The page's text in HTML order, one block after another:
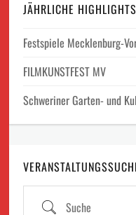
JÄHRLICHE
Festspiele Mecklenburg-
FILMKUNSTFEST MV
Schweriner Garten- und
Suche